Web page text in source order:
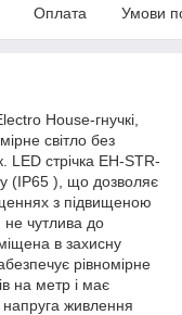
Оплата Умови
House-гнучкі,
світло без
LED стрічка EH-STR-
(IP65 ), що дозволяє
з підвищеною
не чутлива до
в захисну
рівномірне
на метр і має
напруга живлення